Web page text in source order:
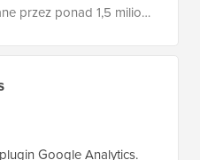
Używane przez ponad 1,5 miliona użytkowników
Google Analytics.